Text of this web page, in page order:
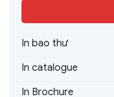
In bao thư
In catalogue
In Brochure